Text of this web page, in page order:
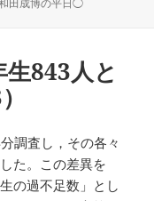
田成博の平日◯
843人と
調査し，その各々
た。この差異を
の過不足数」とし